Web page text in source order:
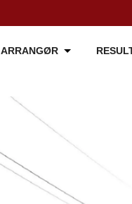
ARRANGØR